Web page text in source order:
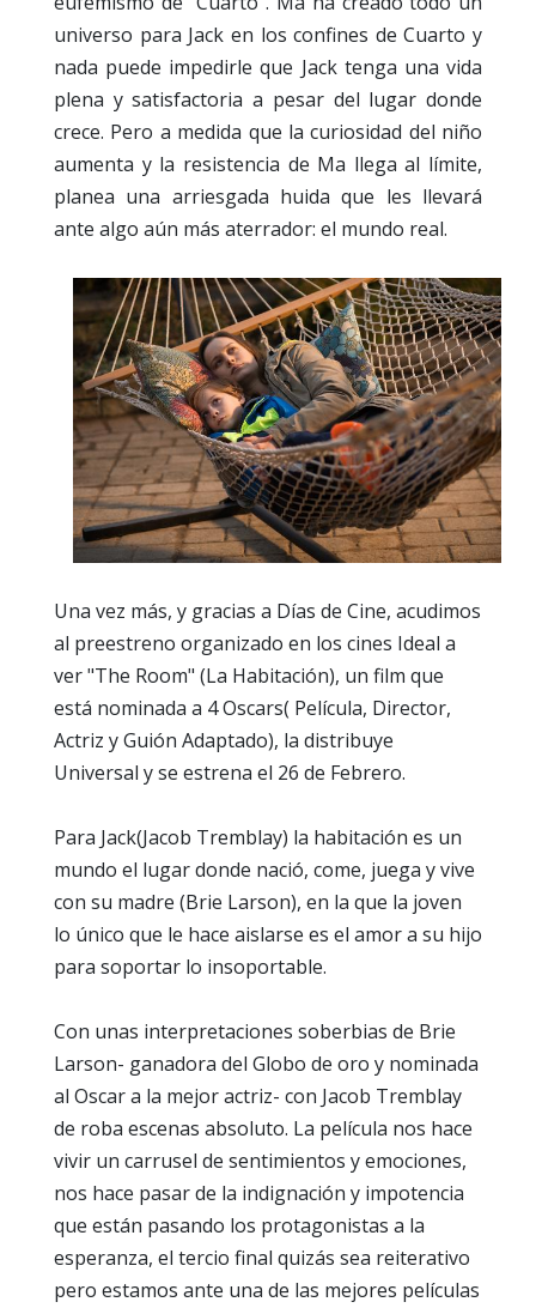
universo para Jack en los confines de Cuarto y
nada puede impedirle que Jack tenga una vida
plena y satisfactoria a pesar del lugar donde
crece. Pero a medida que la curiosidad del niño
aumenta y la resistencia de Ma llega al límite,
planea una arriesgada huida que les llevará
ante algo aún más aterrador: el mundo real.
Una vez más, y gracias a Días de Cine, acudimos
al preestreno organizado en los cines Ideal a
ver "The Room" (La Habitación), un film que
está nominada a 4 Oscars( Película, Director,
Actriz y Guión Adaptado), la distribuye
Universal y se estrena el 26 de Febrero.
Para Jack(Jacob Tremblay) la habitación es un
mundo el lugar donde nació, come, juega y vive
con su madre (Brie Larson), en la que la joven
lo único que le hace aislarse es el amor a su hijo
para soportar lo insoportable.
Con unas interpretaciones soberbias de Brie
Larson- ganadora del Globo de oro y nominada
al Oscar a la mejor actriz- con Jacob Tremblay
de roba escenas absoluto. La película nos hace
vivir un carrusel de sentimientos y emociones,
nos hace pasar de la indignación y impotencia
que están pasando los protagonistas a la
esperanza, el tercio final quizás sea reiterativo
pero estamos ante una de las mejores películas